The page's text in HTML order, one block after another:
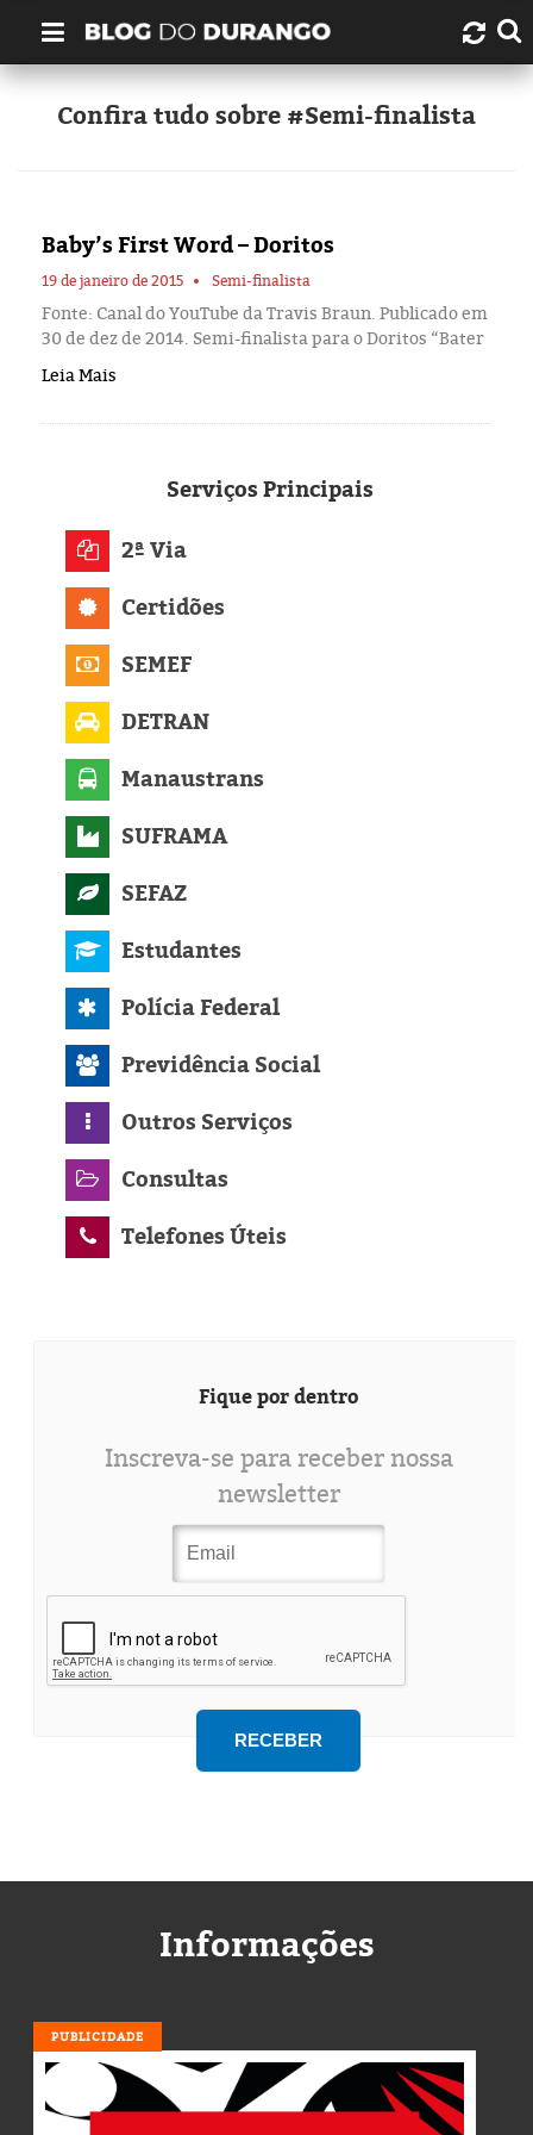
Quem é Durango Duarte?
Artigos
Amazonas
História
Pesquisas
Confira tudo sobre #Semi-finalista
Baby’s First Word – Doritos
19 de janeiro de 2015 Semi-finalista
Fonte: Canal do YouTube da Travis Braun. Publicado em
30 de dez de 2014. Semi-finalista para o Doritos “Bater
Leia Mais
ServiçosPrincipais
2ª Via
Certidões
SEMEF
DETRAN
Manaustrans
SUFRAMA
SEFAZ
Estudantes
Polícia Federal
Previdência Social
Outros Serviços
Consultas
Telefones Úteis
Fique por dentro
Inscreva-se para receber nossa
newsletter
Informações
PUBLICIDADE